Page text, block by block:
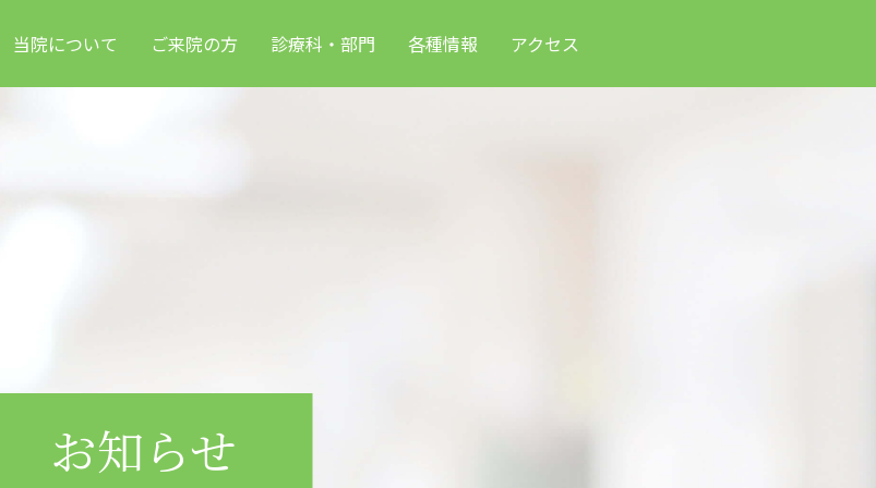
当院について ご来院の方 診療科・部門 各種情報 アクセス
お知らせ